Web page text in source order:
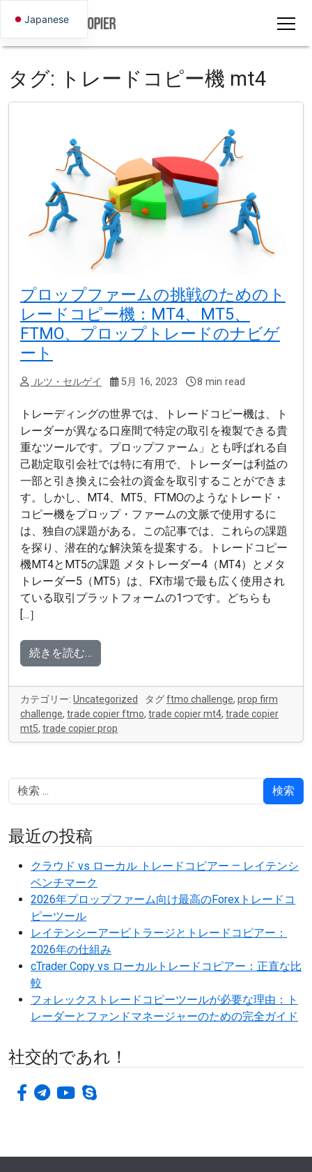
タグ: トレードコピー機 mt4
プロップファームの挑戦のためのト
レードコピー機：MT4、MT5、
FTMO、プロップトレードのナビゲ
ート
ルツ・セルゲイ 5月 16, 2023 8 min read
トレーディングの世界では、トレードコピー機は、ト
レーダーが異なる口座間で特定の取引を複製できる貴
重なツールです。プロップファーム」とも呼ばれる自
己勘定取引会社では特に有用で、トレーダーは利益の
一部と引き換えに会社の資金を取引することができま
す。しかし、MT4、MT5、FTMOのようなトレード・
コピー機をプロップ・ファームの文脈で使用するに
は、独自の課題がある。この記事では、これらの課題
を探り、潜在的な解決策を提案する。トレードコピー
機MT4とMT5の課題 メタトレーダー4（MT4）とメタ
トレーダー5（MT5）は、FX市場で最も広く使用され
ている取引プラットフォームの1つです。どちらも
[...］
続きを読む…
カテゴリー: Uncategorized タグftmo challenge, prop firm
challenge, trade copier ftmo, trade copier mt4, trade copier
mt5, trade copier prop
検索
最近の投稿
クラウド vs ローカル トレードコピアー — レイテンシ
ベンチマーク
2026年プロップファーム向け最高のForexトレードコ
ピーツール
レイテンシーアービトラージとトレードコピアー：
2026年の仕組み
cTrader Copy vs ローカルトレードコピアー：正直な比
較
フォレックストレードコピーツールが必要な理由：ト
レーダーとファンドマネージャーのための完全ガイド
社交的であれ！
フェイスブック
電報 ユーチューブ
スカイプ
Japanese